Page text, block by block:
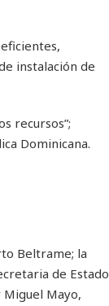
instalación de
recursos”;
Dominicana.
Beltrame; la
de Estado
Miguel Mayo,